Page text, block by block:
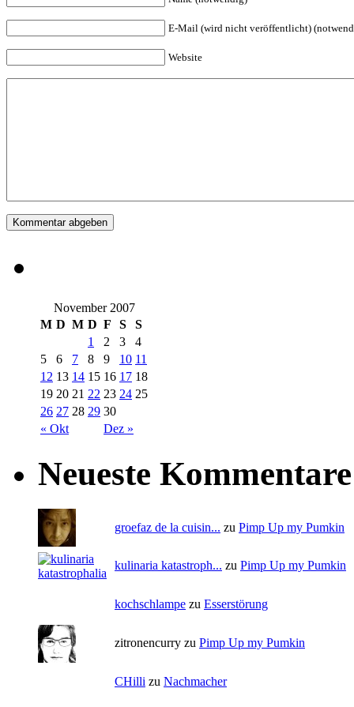
E-Mail (wird nicht veröffentlicht)
Website
November 2007
M D M D F S S
« Okt Dez »
1 2 3
4
5
6 7 8 9 10 11
12 13 14 15 16 17 18
19 20 21 22 23 24 25
26 27 28 29 30
Neueste Kommentare
groefaz de la cuisin... zu Pimp Up my Pumkin
kulinaria katastroph... zu Pimp Up my Pumkin
kochschlampe zu Esserstörung
zitronencurry zu Pimp Up my Pumkin
CHilli zu Nachmacher